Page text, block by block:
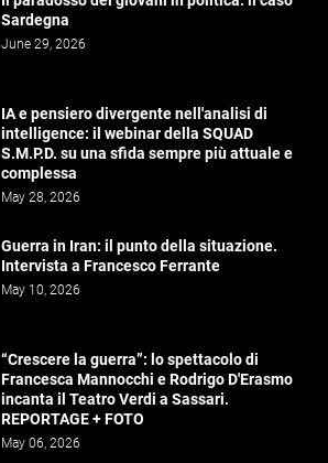
Sardegna
June 29, 2026
IA e pensiero divergente nell'analisi di
intelligence: il webinar della SQUAD
S.M.P.D. su una sfida sempre più attuale e
complessa
May 28, 2026
Guerra in Iran: il punto della situazione.
Intervista a Francesco Ferrante
May 10, 2026
“Crescere la guerra”: lo spettacolo di
Francesca Mannocchi e Rodrigo D'Erasmo
incanta il Teatro Verdi a Sassari.
REPORTAGE + FOTO
May 06, 2026